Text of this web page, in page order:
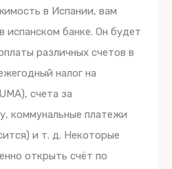
в Испании, вам
испанском банке. Он будет
различных счетов в
налог на
счета за
коммунальные платежи
и т. д. Некоторые
открыть счёт по